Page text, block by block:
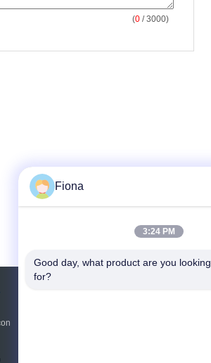
(0 / 3000)
Fiona
3:24 PM
Good day, what product are you looking
for?